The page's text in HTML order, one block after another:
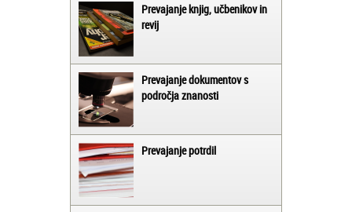
Prevajanje knjig, učbenikov in
revij
Prevajanje dokumentov s
področja znanosti
Prevajanje potrdil